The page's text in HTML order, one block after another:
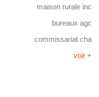
maison rurale inc
bureaux agc
commissariat cha
voir +